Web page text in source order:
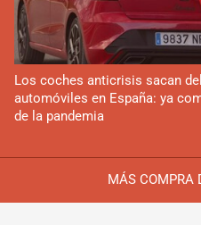
MÁS COMPRA
Los coches anticrisis sacan
automóviles en España: ya
de la pandemia